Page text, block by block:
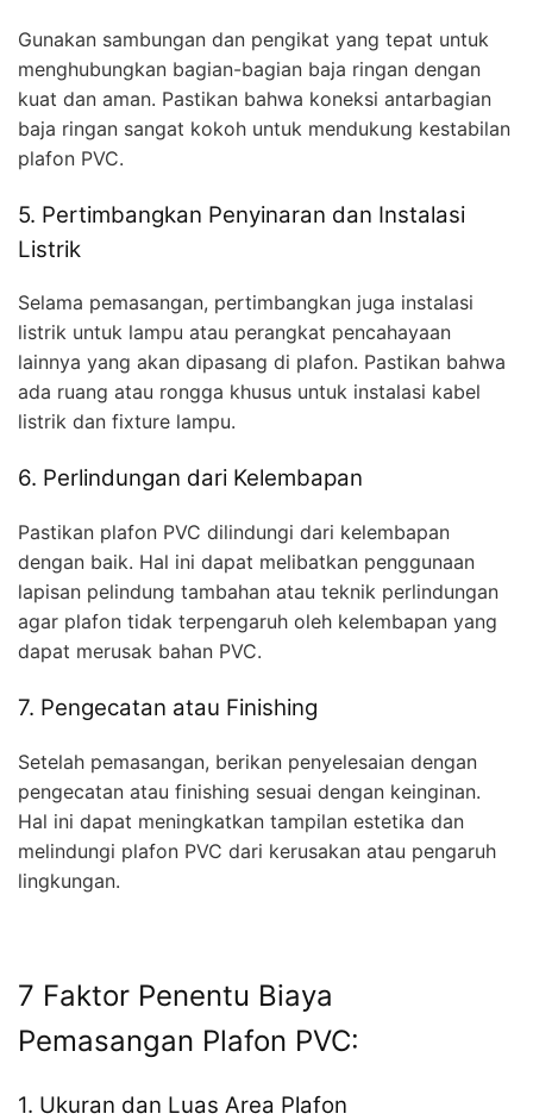
Gunakan sambungan dan pengikat yang tepat untuk
menghubungkan bagian-bagian baja ringan dengan
kuat dan aman. Pastikan bahwa koneksi antarbagian
baja ringan sangat kokoh untuk mendukung kestabilan
plafon PVC.
5. Pertimbangkan Penyinaran dan Instalasi
Listrik
Selama pemasangan, pertimbangkan juga instalasi
listrik untuk lampu atau perangkat pencahayaan
lainnya yang akan dipasang di plafon. Pastikan bahwa
ada ruang atau rongga khusus untuk instalasi kabel
listrik dan fixture lampu.
6. Perlindungan dari Kelembapan
Pastikan plafon PVC dilindungi dari kelembapan
dengan baik. Hal ini dapat melibatkan penggunaan
lapisan pelindung tambahan atau teknik perlindungan
agar plafon tidak terpengaruh oleh kelembapan yang
dapat merusak bahan PVC.
7. Pengecatan atau Finishing
Setelah pemasangan, berikan penyelesaian dengan
pengecatan atau finishing sesuai dengan keinginan.
Hal ini dapat meningkatkan tampilan estetika dan
melindungi plafon PVC dari kerusakan atau pengaruh
lingkungan.
7 Faktor Penentu Biaya
Pemasangan Plafon PVC:
1. Ukuran dan Luas Area Plafon